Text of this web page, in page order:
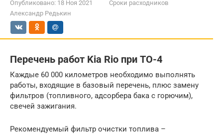
Опубликовано: 18 Ноя 2021
Сроки расходников
Александр Редькин
Перечень работ Kia Rio при ТО-4
Каждые 60 000 километров необходимо выполнять
работы, входящие в базовый перечень, плюс замену
фильтров (топливного, адсорбера бака с горючим),
свечей зажигания.
Рекомендуемый фильтр очистки топлива –